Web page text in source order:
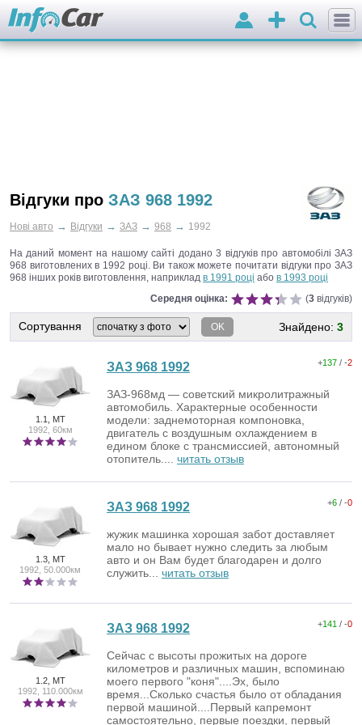
Додати
оголошення
Вхід
Відгуки про ЗАЗ 968 1992
Нові авто → Відгуки → ЗАЗ → 968 → 1992
На даний момент на нашому сайті додано 3 відгуків про автомобілі ЗАЗ
968 виготовлених в 1992 році. Ви також можете почитати відгуки про ЗАЗ
968 інших років виготовлення, наприклад в 1991 році або в 1993 році
Середня оцінка:
(3 відгуків)
Сортування OK Знайдено: 3
1.1, MT
1992, 60км
+137 / -2
ЗАЗ 968 1992
ЗАЗ-968мд — советский микролитражный
автомобиль. Характерные особенности
модели: заднемоторная компоновка,
двигатель с воздушным охлаждением в
едином блоке с трансмиссией, автономный
отопитель.... читать отзыв
1.3, MT
1992, 50.000км
+6 / -0
ЗАЗ 968 1992
жужик машинка хорошая забот доставляет
мало но бывает нужно следить за любым
авто и он Вам будет благодарен и долго
служить... читать отзыв
1.2, MT
1992, 110.000км
+141 / -0
ЗАЗ 968 1992
Сейчас с высоты прожитых на дороге
километров и различных машин, вспоминаю
моего первого "коня"....Эх, было
время...Сколько счастья было от обладания
первой машиной....Первый капремонт
самостоятельно, первые поездки, первый